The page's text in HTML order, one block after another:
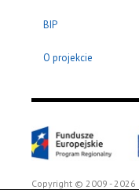
BIP
O projekcie
Copyright © 2009 - 2026